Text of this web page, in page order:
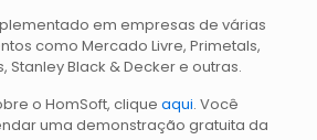
em empresas de várias
como Mercado Livre, Primetals,
Stanley Black & Decker e outras.
o HomSoft, clique aqui. Você
uma demonstração gratuita da